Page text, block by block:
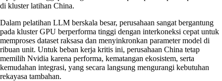
di kluster latihan China.
Dalam pelatihan LLM berskala besar, perusahaan sangat bergantung
pada kluster GPU berperforma tinggi dengan interkoneksi cepat untuk
memproses dataset raksasa dan menyinkronkan parameter model di
ribuan unit. Untuk beban kerja kritis ini, perusahaan China tetap
memilih Nvidia karena performa, kematangan ekosistem, serta
kemudahan integrasi, yang secara langsung mengurangi kebutuhan
rekayasa tambahan.